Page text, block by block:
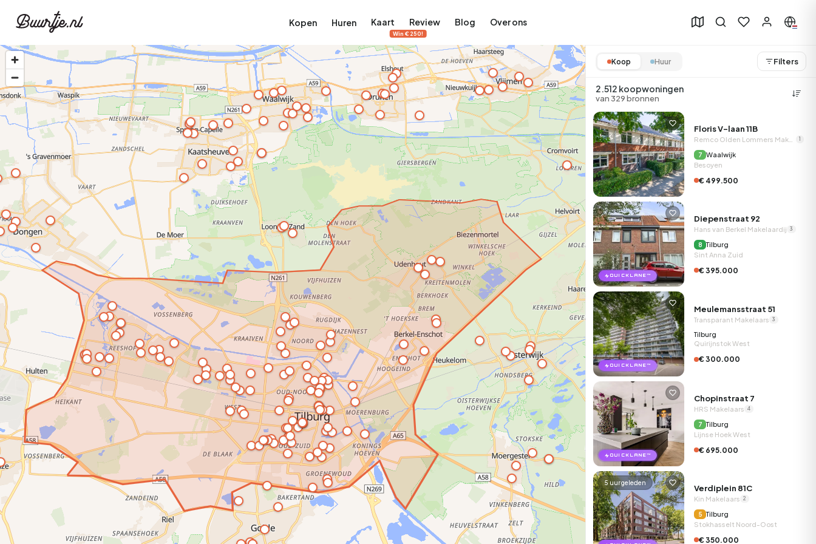
Kopen Huren Kaart Review
Win €250!
Blog Over ons
Koop Huur Filters
2.512 koopwoningen
van 329 bronnen
Floris V-laan 11B
1
7 Waalwijk
Besoyen
€ 499.500
QUICKLANE™
Diepenstraat 92
Hans van Berkel Makelaardij 3
8 Tilburg
Sint Anna Zuid
€ 395.000
QUICKLANE™
Meulemansstraat 51
Transparant Makelaars 3
Tilburg
Quirijnstok West
€ 300.000
QUICKLANE™
Chopinstraat 7
HRS Makelaars 4
7 Tilburg
Lijnse Hoek West
€ 695.000
5 uur geleden
Verdiplein 81C
Kin Makelaars 2
5 Tilburg
Stokhasselt Noord-Oost
€ 350.000